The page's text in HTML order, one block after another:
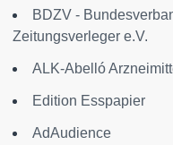
BDZV -
Zeitungsverleger e.V.
ALK-Abelló
Edition Esspapier
AdAudience